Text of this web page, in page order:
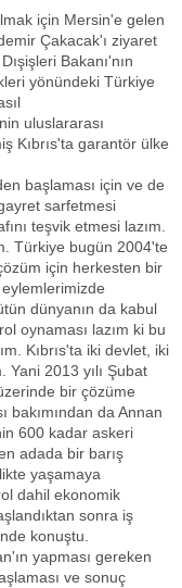
için Mersin'e gelen
Çakacak'ı ziyaret
Bakanı'nın
yönündeki Türkiye
uluslararası
Kıbrıs'ta garantör ülke
başlaması için ve de
sarfetmesi
teşvik etmesi lazım.
Türkiye bugün 2004'te
için herkesten bir
dünyanın da kabul
oynaması lazım ki bu
Kıbrıs'ta iki devlet, iki
2013 yılı Şubat
bir çözüme
bakımından da Annan
600 kadar askeri
adada bir barış
yaşamaya
dahil ekonomik
sonra iş
konuştu.
yapması gereken
ve sonuç